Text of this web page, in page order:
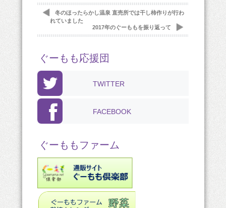
冬のほったらかし温泉 直売所では干し柿作りが行わ
れていました
2017年のぐーももを振り返って
ぐーもも応援団
TWITTER
FACEBOOK
ぐーももファーム